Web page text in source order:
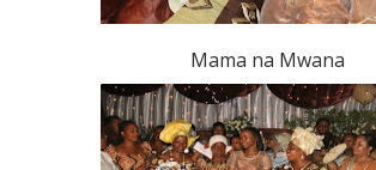
Mama na Mwana